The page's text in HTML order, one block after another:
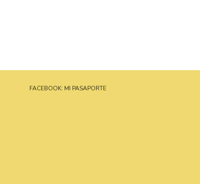
FACEBOOK: MI PASAPORTE